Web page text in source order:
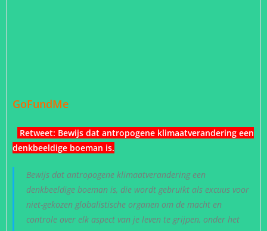
GoFundMe
Retweet: Bewijs dat antropogene klimaatverandering een
denkbeeldige boeman is.
Bewijs dat antropogene klimaatverandering een
denkbeeldige boeman is, die wordt gebruikt als excuus voor
niet-gekozen globalistische organen om de macht en
controle over elk aspect van je leven te grijpen, onder het